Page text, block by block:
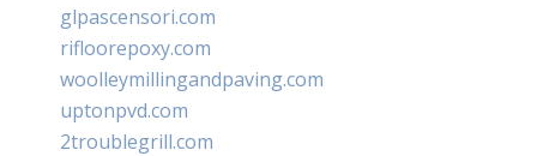
glpascensori.com
rifloorepoxy.com
woolleymillingandpaving.com
uptonpvd.com
2troublegrill.com